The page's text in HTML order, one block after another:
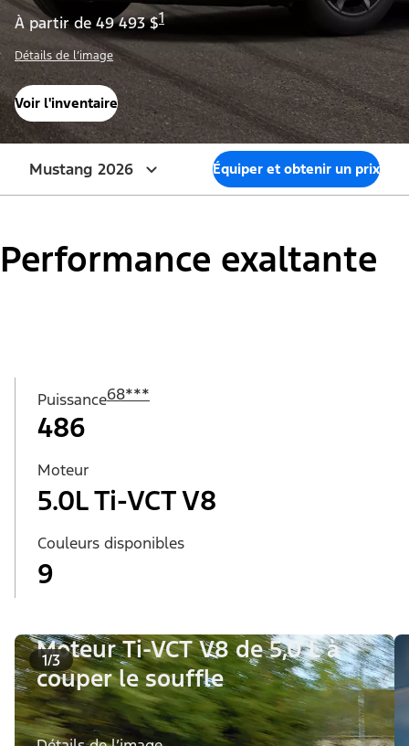
À partir de 49 493 $1
Détails de l’image
Voir l'inventaire
Mustang 2026 Équiper et obtenir un prix
Performance exaltante
Puissance68***
486
Moteur
5.0L Ti-VCT V8
Couleurs disponibles
9
1/3
Moteur Ti-VCT V8 de 5,0 L à
couper le souffle